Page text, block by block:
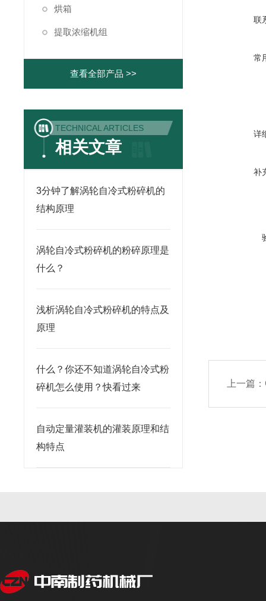
烘箱
提取浓缩机组
查看全部产品 >>
TECHNICAL ARTICLES
相关文章
3分钟了解涡轮自冷式粉碎机的
结构原理
涡轮自冷式粉碎机的粉碎原理是
什么？
浅析涡轮自冷式粉碎机的特点及
原理
什么？你还不知道涡轮自冷式粉
碎机怎么使用？快看过来
自动定量灌装机的灌装原理和结
构特点
联
常
详
补
上一篇：